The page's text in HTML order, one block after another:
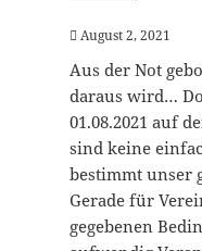
August 2, 2021
Aus der Not
daraus wird…
01.08.2021 auf
sind keine
bestimmt unser
Gerade für
gegebenen